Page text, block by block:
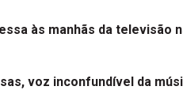
às manhãs da televisão
voz inconfundível da